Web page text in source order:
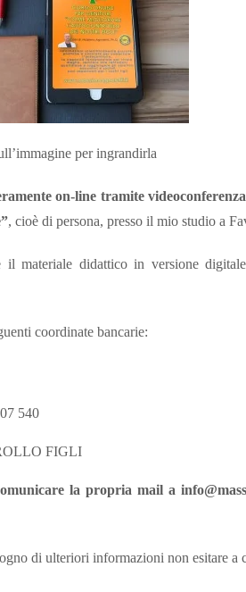
per ingrandirla
on-line tramite videoconferenza
, cioè di persona, presso il mio studio a
il materiale didattico in versione
coordinate bancarie:
540
FIGLI
la propria mail a
di ulteriori informazioni non esitare a